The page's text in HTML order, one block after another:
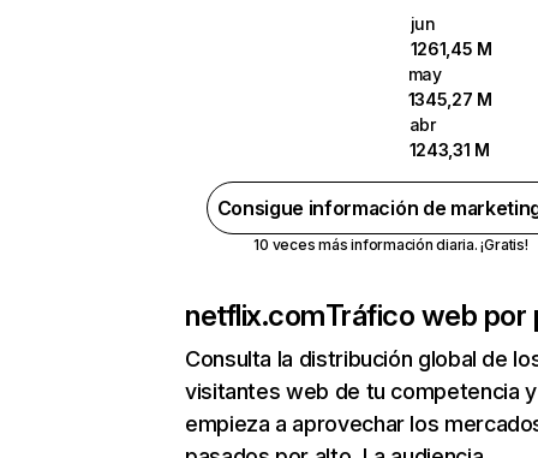
jun
1261,45 M
may
1345,27 M
abr
1243,31 M
Consigue información de
10 veces más información diaria. ¡Gratis!
netflix.comTráfico web por
Consulta la distribución global de
visitantes web de tu competencia y
empieza a aprovechar los